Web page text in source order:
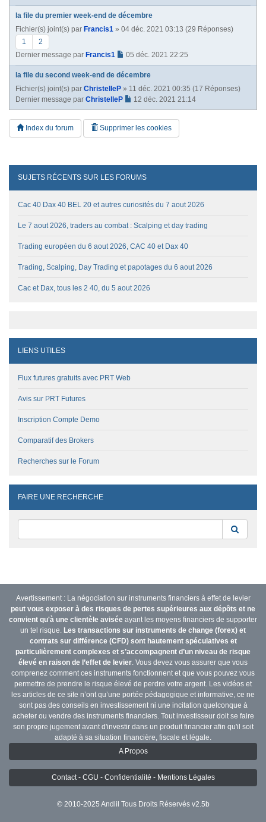
la file du premier week-end de décembre
Fichier(s) joint(s) par Francis1 » 04 déc. 2021 03:13 (29 Réponses)
1
2
Dernier message par Francis1 05 déc. 2021 22:25
la file du second week-end de décembre
Fichier(s) joint(s) par ChristelleP » 11 déc. 2021 00:35 (17 Réponses)
Dernier message par ChristelleP 12 déc. 2021 21:14
Index du forum Supprimer les cookies
SUJETS RÉCENTS SUR LES FORUMS
Cac 40 Dax 40 BEL 20 et autres curiosités du 7 aout 2026
Le 7 aout 2026, traders au combat : Scalping et day trading
Trading européen du 6 aout 2026, CAC 40 et Dax 40
Trading, Scalping, Day Trading et papotages du 6 aout 2026
Cac et Dax, tous les 2 40, du 5 aout 2026
LIENS UTILES
Flux futures gratuits avec PRT Web
Avis sur PRT Futures
Inscription Compte Demo
Comparatif des Brokers
Recherches sur le Forum
FAIRE UNE RECHERCHE
Avertissement : La négociation sur instruments financiers à effet de levier
peut vous exposer à des risques de pertes supérieures aux dépôts et ne
convient qu'à une clientèle avisée ayant les moyens financiers de supporter
un tel risque. Les transactions sur instruments de change (forex) et
contrats sur différence (CFD) sont hautement spéculatives et
particulièrement complexes et s’accompagnent d’un niveau de risque
élevé en raison de l’effet de levier. Vous devez vous assurer que vous
comprenez comment ces instruments fonctionnent et que vous pouvez vous
permettre de prendre le risque élevé de perdre votre argent. Les vidéos et
les articles de ce site n’ont qu’une portée pédagogique et informative, ce ne
sont pas des conseils en investissement ni une incitation quelconque à
acheter ou vendre des instruments financiers. Tout investisseur doit se faire
son propre jugement avant d'investir dans un produit financier afin qu'il soit
adapté à sa situation financière, fiscale et légale.
A Propos
Contact - CGU - Confidentialité - Mentions Légales
© 2010-2025 Andlil Tous Droits Réservés v2.5b